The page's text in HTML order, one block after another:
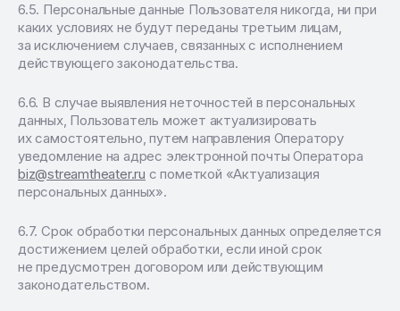
Персональные данные Пользователя никогда, ни при
каких условиях не будут переданы третьим лицам,
за исключением случаев, связанных с исполнением
действующего законодательства.
В случае выявления неточностей в персональных
данных, Пользователь может актуализировать
их самостоятельно, путем направления Оператору
уведомление на адрес электронной почты Оператора
biz@streamtheater.ru с пометкой «Актуализация
персональных данных».
Срок обработки персональных данных определяется
достижением целей обработки, если иной срок
не предусмотрен договором или действующим
законодательством.